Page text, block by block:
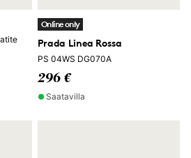
Online only
Prada Linea Rossa
PS 04WS DG070A
296 €
Saatavilla